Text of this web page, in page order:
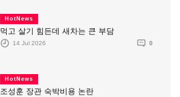
HotNews
먹고 살기 힘든데 새차는 큰 부담
14 Jul 2026 0
HotNews
조성훈 장관 숙박비용 논란